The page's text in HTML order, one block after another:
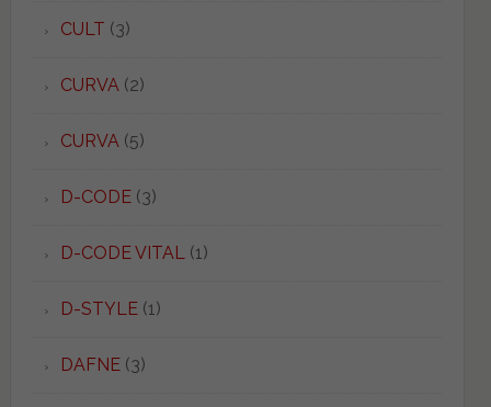
CULT (3)
CURVA(2)
CURVA(5)
D-CODE(3)
D-CODE VITAL(1)
D-STYLE(1)
DAFNE(3)